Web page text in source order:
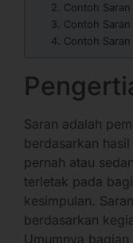
2. Contoh
3. Contoh
4. Contoh
Saran adalah
berdasarkan
pernah atau
terletak pada
kesimpulan.
berdasarkan
Umumnya